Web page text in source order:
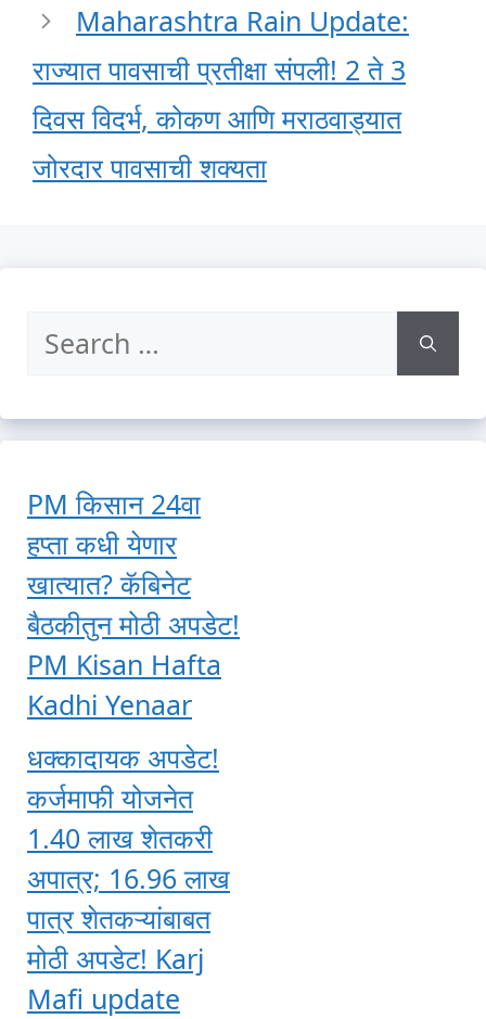
Maharashtra Rain Update:
राज्यात पावसाची प्रतीक्षा संपली! 2 ते 3
दिवस विदर्भ, कोकण आणि मराठवाड्यात
जोरदार पावसाची शक्यता
Search
PM किसान 24वा
हप्ता कधी येणार
खात्यात? कॅबिनेट
बैठकीतुन मोठी अपडेट!
PM Kisan Hafta
Kadhi Yenaar
धक्कादायक अपडेट!
कर्जमाफी योजनेत
1.40 लाख शेतकरी
अपात्र; 16.96 लाख
पात्र शेतकऱ्यांबाबत
मोठी अपडेट! Karj
Mafi update